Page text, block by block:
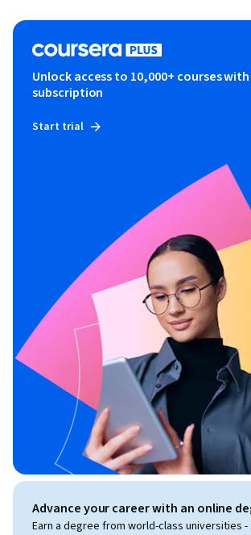
Unlock access to 10,000+ courses with
subscription
Start trial
Advance your career with an online
Earn a degree from world-class universities -